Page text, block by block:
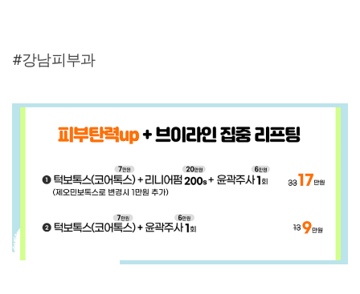
#강남피부과